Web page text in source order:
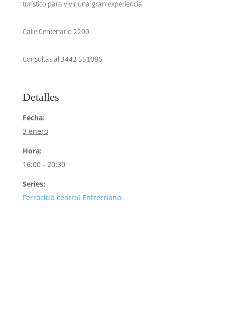
turístico para vivir una gran experiencia.
Calle Centenario 2200
Consultas al 3442 551086
Detalles
Fecha:
3 enero
Hora:
16:00 - 20:30
Series:
Ferroclub central Entrerriano